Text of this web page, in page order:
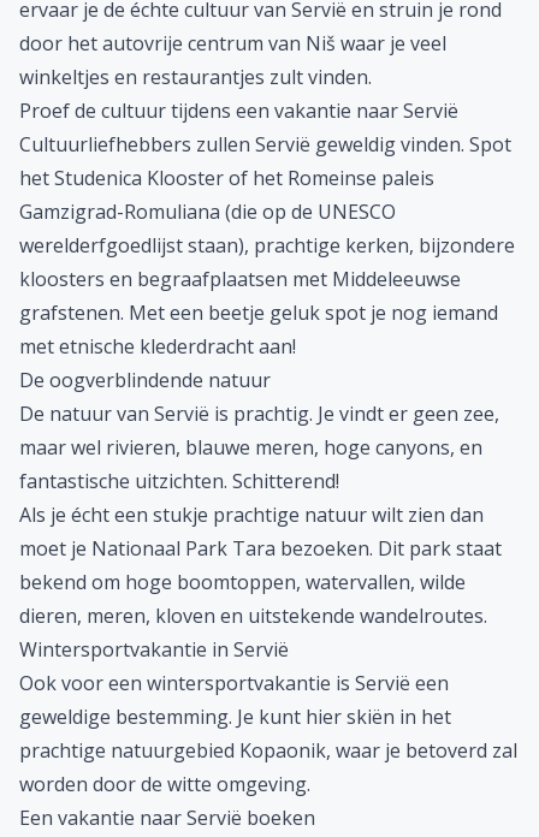
ervaar je de échte cultuur van Servië en struin je rond
door het autovrije centrum van Niš waar je veel
winkeltjes en restaurantjes zult vinden.
Proef de cultuur tijdens een vakantie naar Servië
Cultuurliefhebbers zullen Servië geweldig vinden. Spot
het Studenica Klooster of het Romeinse paleis
Gamzigrad-Romuliana (die op de UNESCO
werelderfgoedlijst staan), prachtige kerken, bijzondere
kloosters en begraafplaatsen met Middeleeuwse
grafstenen. Met een beetje geluk spot je nog iemand
met etnische klederdracht aan!
De oogverblindende natuur
De natuur van Servië is prachtig. Je vindt er geen zee,
maar wel rivieren, blauwe meren, hoge canyons, en
fantastische uitzichten. Schitterend!
Als je écht een stukje prachtige natuur wilt zien dan
moet je Nationaal Park Tara bezoeken. Dit park staat
bekend om hoge boomtoppen, watervallen, wilde
dieren, meren, kloven en uitstekende wandelroutes.
Wintersportvakantie in Servië
Ook voor een wintersportvakantie is Servië een
geweldige bestemming. Je kunt hier skiën in het
prachtige natuurgebied Kopaonik, waar je betoverd zal
worden door de witte omgeving.
Een vakantie naar Servië boeken